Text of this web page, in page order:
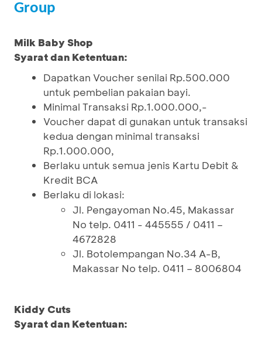
Group
Milk Baby Shop
Syarat dan Ketentuan:
Dapatkan Voucher senilai Rp.500.000
untuk pembelian pakaian bayi.
Minimal Transaksi Rp.1.000.000,-
Voucher dapat di gunakan untuk transaksi
kedua dengan minimal transaksi
Rp.1.000.000,
Berlaku untuk semua jenis Kartu Debit &
Kredit BCA
Berlaku di lokasi:
Jl. Pengayoman No.45, Makassar
No telp. 0411 - 445555 / 0411 –
4672828
Jl. Botolempangan No.34 A-B,
Makassar No telp. 0411 – 8006804
Kiddy Cuts
Syarat dan Ketentuan: